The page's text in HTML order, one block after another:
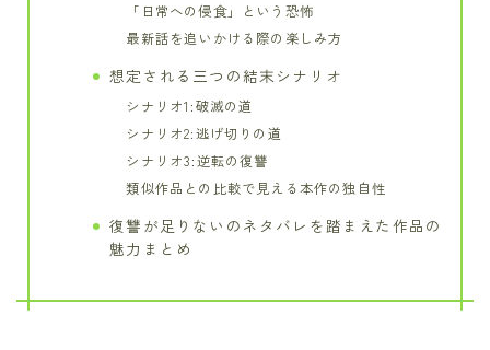
「日常への侵食」という恐怖
最新話を追いかける際の楽しみ方
想定される三つの結末シナリオ
シナリオ1:破滅の道
シナリオ2:逃げ切りの道
シナリオ3:逆転の復讐
類似作品との比較で見える本作の独自性
復讐が足りないのネタバレを踏まえた作品の
魅力まとめ